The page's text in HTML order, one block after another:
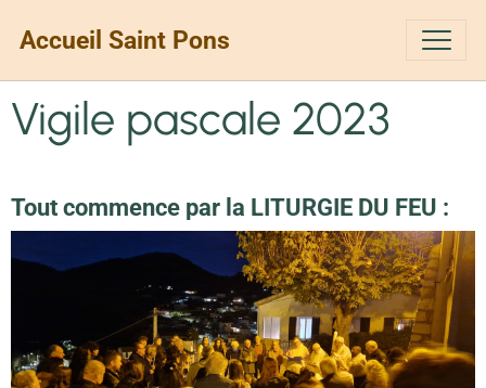
Accueil Saint Pons
Vigile pascale 2023
Tout commence par la LITURGIE DU FEU :